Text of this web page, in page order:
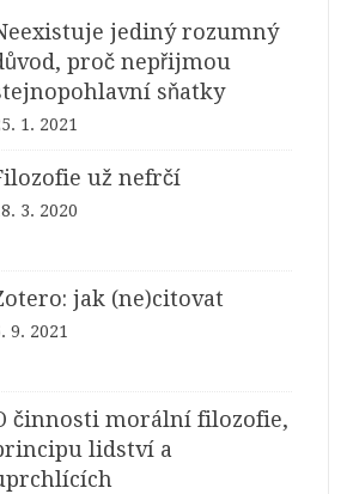
jediný rozumný
proč nepřijmou
sňatky
1. 2021
už nefrčí
3. 2020
jak (ne)citovat
9. 2021
činnosti morální filozofie,
lidství a